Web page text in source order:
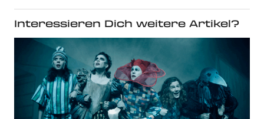
Interessieren Dich weitere Artikel?